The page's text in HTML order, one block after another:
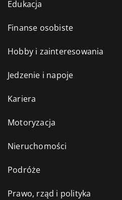
Edukacja
Finanse osobiste
Hobby i zainteresowania
Jedzenie i napoje
Kariera
Motoryzacja
Nieruchomości
Podróże
Prawo, rząd i polityka